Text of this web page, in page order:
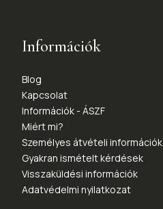
Információk
Blog
Kapcsolat
Információk - ÁSZF
Miért mi?
Személyes átvételi információk
Gyakran ismételt kérdések
Visszaküldési információk
Adatvédelmi nyilatkozat